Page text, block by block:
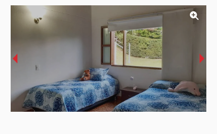
‹ ›